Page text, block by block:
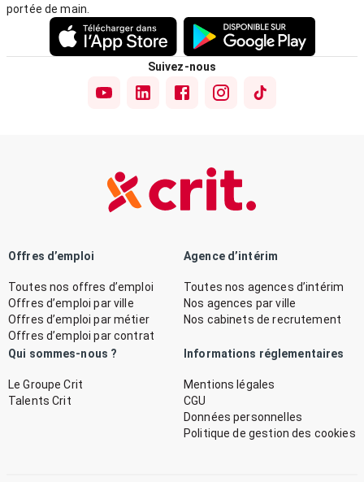
portée de main.
Suivez-nous
Offres d’emploi
Toutes nos offres d’emploi
Offres d’emploi par ville
Offres d’emploi par métier
Offres d’emploi par contrat
Agence d’intérim
Toutes nos agences d’intérim
Nos agences par ville
Nos cabinets de recrutement
Qui sommes-nous ?
Le Groupe Crit
Talents Crit
Informations réglementaires
Mentions légales
CGU
Données personnelles
Politique de gestion des cookies